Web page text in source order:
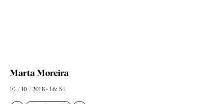
Marta Moreira
10 / 10 / 2018 - 16: 54